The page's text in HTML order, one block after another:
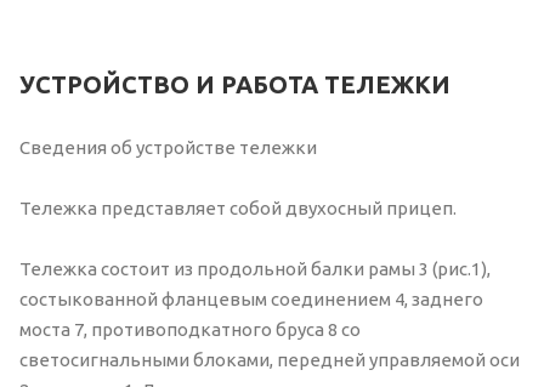
УСТРОЙСТВО И РАБОТА ТЕЛЕЖКИ
Сведения об устройстве тележки
Тележка представляет собой двухосный прицеп.
Тележка состоит из продольной балки рамы 3 (рис.1),
состыкованной фланцевым соединением 4, заднего
моста 7, противоподкатного бруса 8 со
светосигнальными блоками, передней управляемой оси